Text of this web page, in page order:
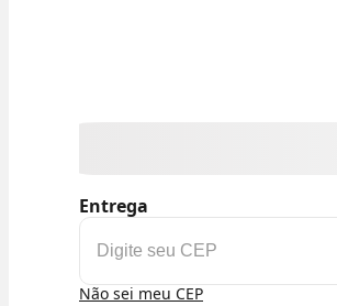
Entrega
Não sei meu CEP